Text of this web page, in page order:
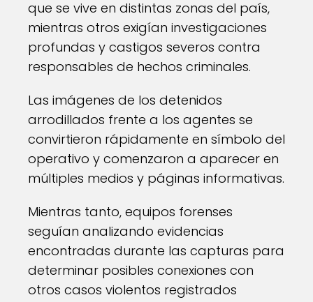
que se vive en distintas zonas del país,
mientras otros exigían investigaciones
profundas y castigos severos contra
responsables de hechos criminales.
Las imágenes de los detenidos
arrodillados frente a los agentes se
convirtieron rápidamente en símbolo del
operativo y comenzaron a aparecer en
múltiples medios y páginas informativas.
Mientras tanto, equipos forenses
seguían analizando evidencias
encontradas durante las capturas para
determinar posibles conexiones con
otros casos violentos registrados